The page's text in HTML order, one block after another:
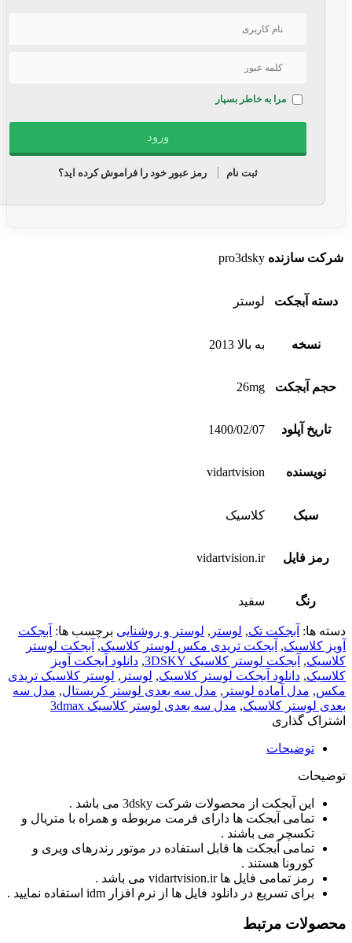
مرا به خاطر بسپار
ثبت نام رمز عبور خود را فراموش کرده اید؟
شرکت سازنده pro3dsky
دسته آبجکت لوستر
نسخه به بالا 2013
حجم آبجکت 26mg
تاریخ آپلود 1400/02/07
نویسنده vidartvision
سبک کلاسیک
رمز فایل vidartvision.ir
رنگ سفید
دسته ها: آبجکت تک, لوستر , لوستر و روشنایی برچسب ها: آبجکت
آویز کلاسیک, آبجکت تریدی مکس لوستر کلاسیک, آبجکت لوستر
کلاسیک, آبجکت لوستر کلاسیک 3DSKY , دانلود آبجکت آویز
کلاسیک, دانلود آبجکت لوستر کلاسیک, لوستر , لوستر کلاسیک تریدی
مکس, مدل آماده لوستر , مدل سه بعدی لوستر کریستال, مدل سه
بعدی لوستر کلاسیک, مدل سه بعدی لوستر کلاسیک 3dmax
اشتراک گذاری
توضیحات
توضیحات
این آبجکت از محصولات شرکت 3dsky می باشد .
تمامی آبجکت ها دارای فرمت مربوطه و همراه با متریال و
تکسچر می باشند .
تمامی آبجکت ها قابل استفاده در موتور رندرهای ویری و
کورونا هستند .
رمز تمامی فایل ها vidartvision.ir می باشد .
برای تسریع در دانلود فایل ها از نرم افزار idm استفاده نمایید .
محصولات مرتبط